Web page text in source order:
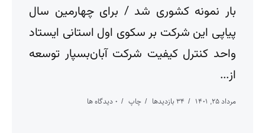
بار نمونه کشوری شد / برای چهارمین سال
پیاپی این شرکت بر سکوی اول استانی ایستاد
واحد کنترل کیفیت شرکت آبان‌بسپار توسعه
از...
مرداد ۲۵, ۱۴۰۱ 34 بازدیدها چاپ 0 دیدگاه ها